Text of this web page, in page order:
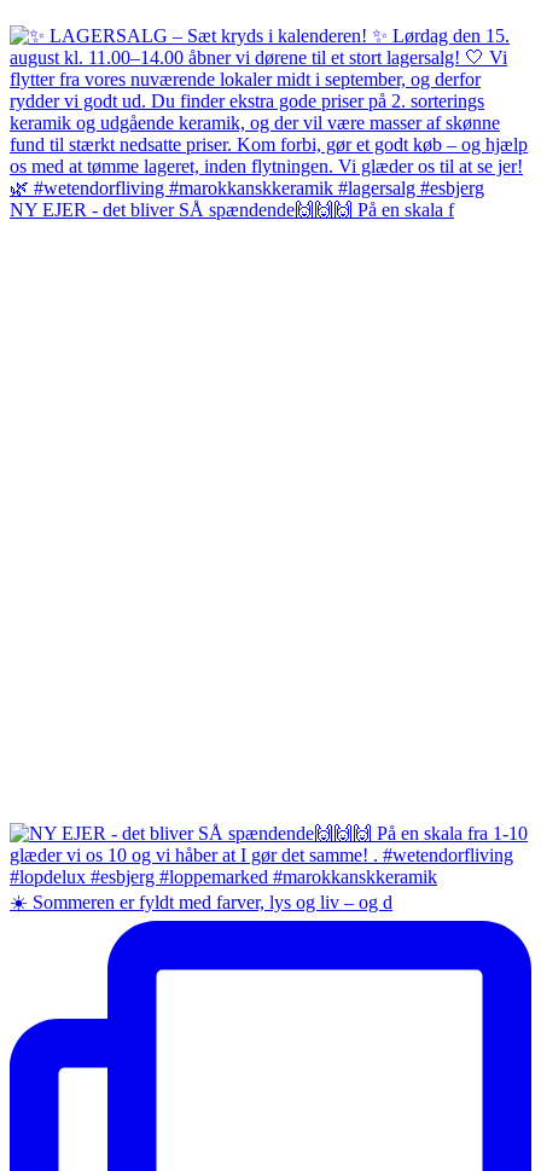
NY EJER - det bliver SÅ spændende🙌🙌🙌 På en skala f
☀️ Sommeren er fyldt med farver, lys og liv – og d